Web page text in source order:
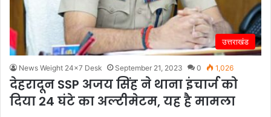
उत्तराखंड
News Weight 24x7 Desk September 21, 2023 0 1,026
देहरादून SSP अजय सिंह ने थाना इंचार्ज को
दिया 24 घंटे का अल्टीमेटम, यह है मामला